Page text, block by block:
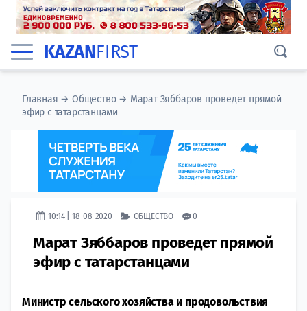
KAZANFIRST
Главная →Общество→ Марат Зяббаров проведет прямой
эфир с татарстанцами
10:14 | 18-08-2020 ОБЩЕСТВО 0
Марат Зяббаров проведет прямой
эфир с татарстанцами
Министр сельского хозяйства и продовольствия